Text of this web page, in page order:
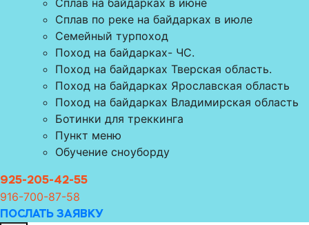
Сплав по реке на байдарках в июле
Семейный турпоход
Поход на байдарках- ЧС.
Поход на байдарках Тверская область.
Поход на байдарках Ярославская область
Поход на байдарках Владимирская область
Ботинки для треккинга
Пункт меню
Обучение сноуборду
925-205-42-55
916-700-87-58
ПОСЛАТЬ ЗАЯВКУ